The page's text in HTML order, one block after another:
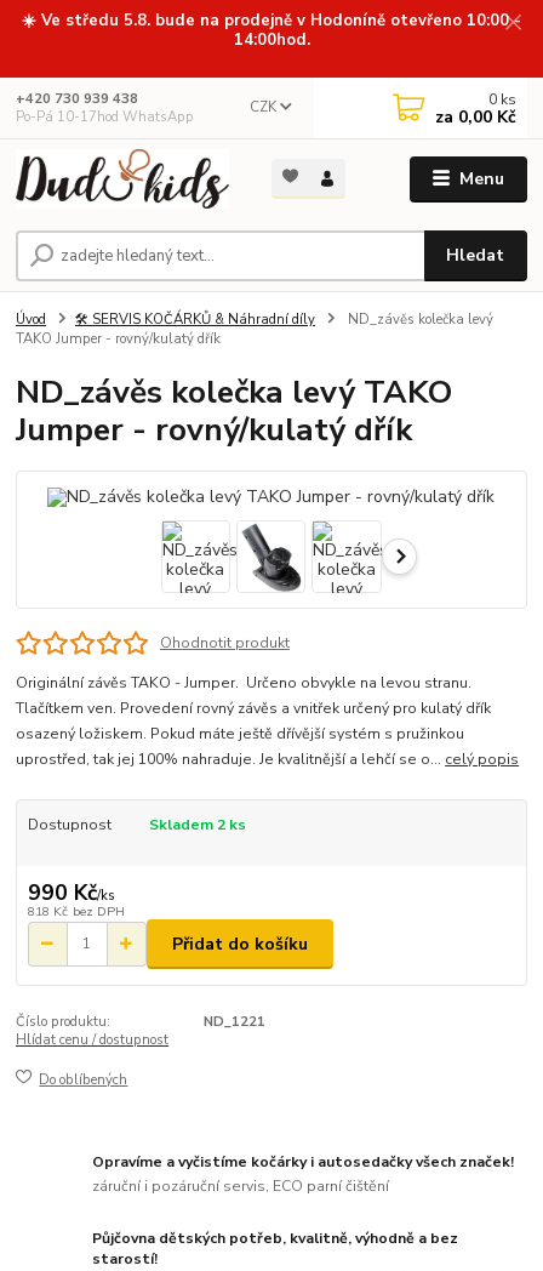
☀️ Ve středu 5.8. bude na prodejně v Hodoníně otevřeno 10:00 -
14:00hod.
Menu
CZK
Hledat
+420 730 939 438
Po-Pá 10-17hod WhatsApp
0 ks
za 0,00 Kč
Úvod 🛠️ SERVIS KOČÁRKŮ & Náhradní díly
ND_závěs kolečka levý
TAKO Jumper - rovný/kulatý dřík
ND_závěs kolečka levý TAKO
Jumper - rovný/kulatý dřík
Ohodnotit produkt
Originální závěs TAKO - Jumper. Určeno obvykle na levou stranu.
Tlačítkem ven. Provedení rovný závěs a vnitřek určený pro kulatý dřík
osazený ložiskem. Pokud máte ještě dřívější systém s pružinkou
uprostřed, tak jej 100% nahraduje. Je kvalitnější a lehčí se o... celý popis
Dostupnost Skladem 2 ks
990 Kč/ks
818 Kč bez DPH
Přidat do košíku
Číslo produktu:
ND_1221
Hlídat cenu / dostupnost
Do oblíbených
Opravíme a vyčistíme kočárky i autosedačky všech značek!
záruční i pozáruční servis, ECO parní čištění
Půjčovna dětských potřeb, kvalitně, výhodně a bez
starostí!